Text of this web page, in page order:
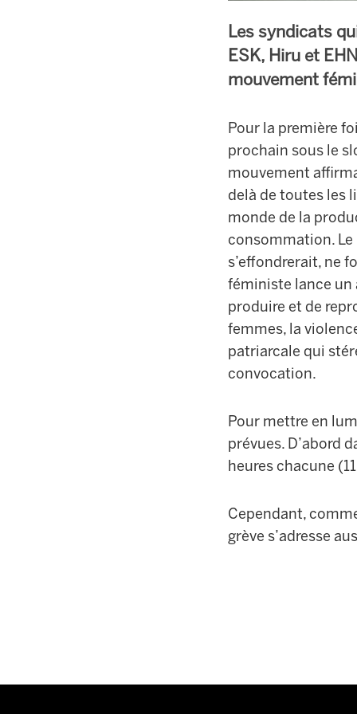
Les syndicats
ESK, Hiru et
mouvement
Pour la première
prochain sous le
mouvement
delà de toutes les
monde de la
consommation. Le
s’effondrerait, ne
féministe lance un
produire et de
femmes, la
patriarcale qui
convocation.
Pour mettre en
prévues. D’abord
heures chacune
Cependant,
grève s’adresse